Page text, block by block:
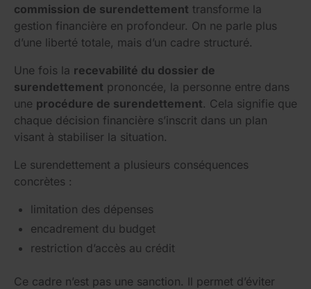
commission de surendettement transforme la
gestion financière en profondeur. On ne parle plus
d’une liberté totale, mais d’un cadre structuré.
Une fois la recevabilité du dossier de
surendettement prononcée, la personne entre dans
une procédure de surendettement. Cela signifie que
chaque décision financière s’inscrit dans un plan
visant à stabiliser la situation.
Le surendettement a plusieurs conséquences
concrètes :
limitation des dépenses
encadrement du budget
restriction d’accès au crédit
Ce cadre n’est pas une sanction. Il permet d’éviter